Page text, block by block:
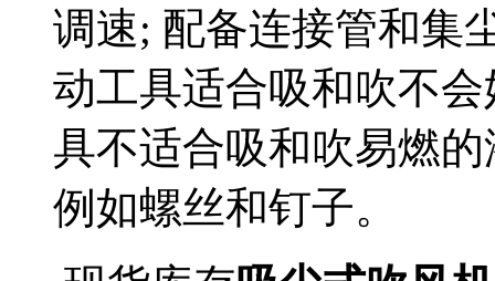
调速; 配备连接管和集
动工具适合吸和吹不
具不适合吸和吹易燃
例如螺丝和钉子。